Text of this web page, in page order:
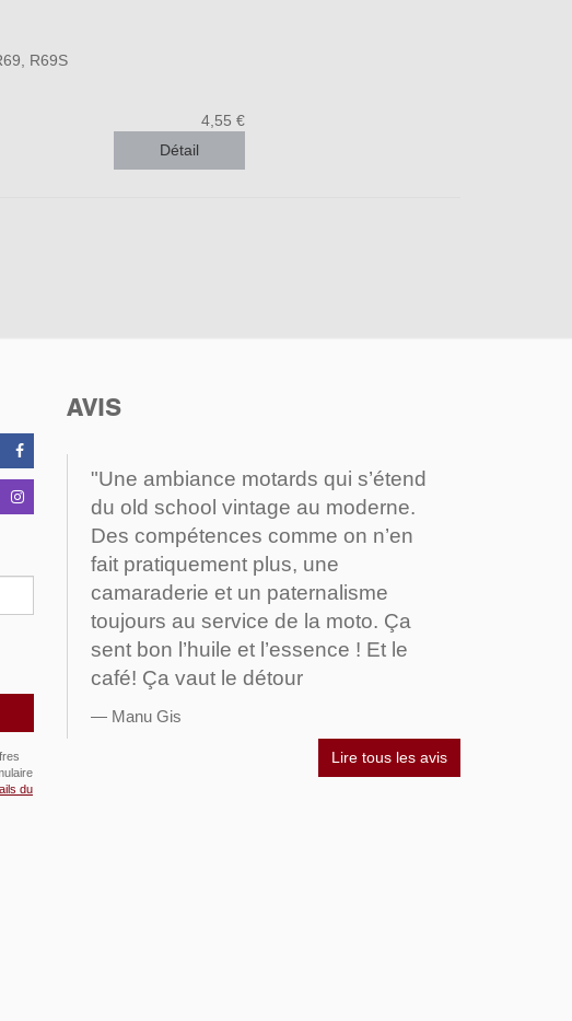
R69S
4,55 €
Détail
du
AVIS
"Une ambiance motards qui s’étend
du old school vintage au moderne.
Des compétences comme on n’en
fait pratiquement plus, une
camaraderie et un paternalisme
toujours au service de la moto. Ça
sent bon l’huile et l’essence ! Et le
café! Ça vaut le détour
Manu Gis
Lire tous les avis